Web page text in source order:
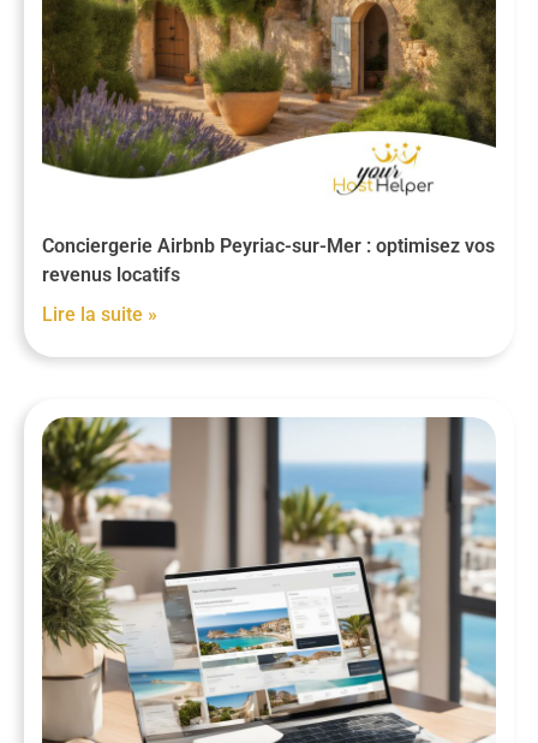
Conciergerie Airbnb Peyriac-sur-Mer : optimisez vos
revenus locatifs
Lire la suite »